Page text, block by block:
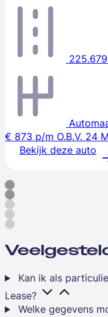
€ 873 p/m O.B.V. 24
Bekijk deze auto
Kan ik als
Lease?
Welke gegevens